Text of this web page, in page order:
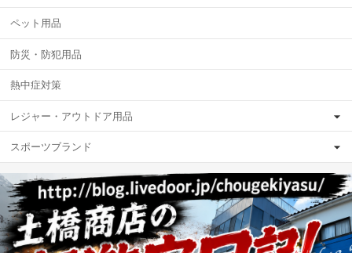
ペット用品
防災・防犯用品
熱中症対策
レジャー・アウトドア用品
スポーツブランド